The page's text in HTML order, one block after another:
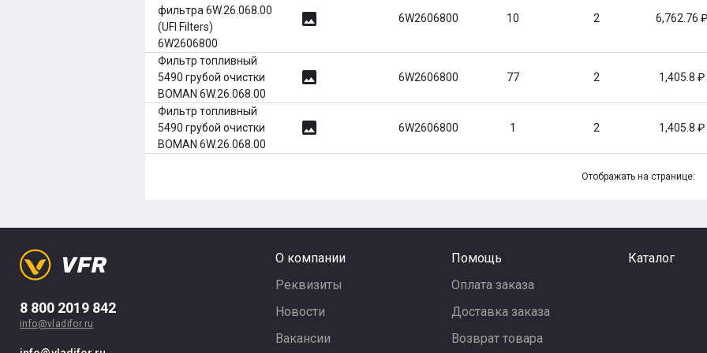
фильтра 6W.26.068.00
(UFI Filters)
6W2606800
image 6W2606800 10 2 6,762.76
Фильтр топливный
5490 грубой очистки
BOMAN 6W.26.068.00
image 6W2606800 77 2 1,405.8
Фильтр топливный
5490 грубой очистки
BOMAN 6W.26.068.00
image 6W2606800 1 2 1,405.8
Отображать на странице:
8 800 2019 842
info@vladifor.ru
О компании
Реквизиты
Новости
Вакансии
Помощь
Оплата заказа
Доставка заказа
Возврат товара
Каталог